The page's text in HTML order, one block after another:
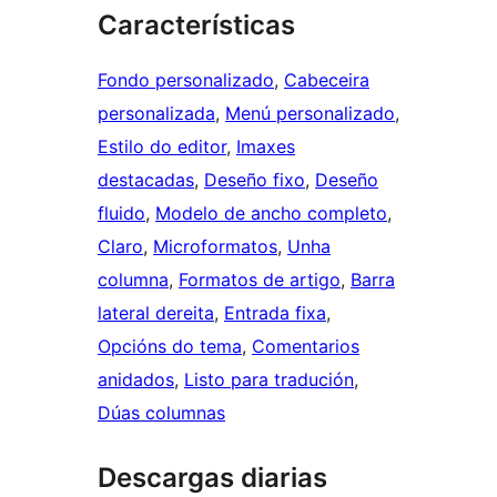
Características
Fondo personalizado, Cabeceira
personalizada, Menú personalizado
Estilo do editor, Imaxes
destacadas, Deseño fixo, Deseño
fluido, Modelo de ancho completo
Claro, Microformatos, Unha
columna, Formatos de artigo, Barra
lateral dereita, Entrada fixa
Opcións do tema, Comentarios
anidados, Listo para tradución
Dúas columnas
Descargas diarias